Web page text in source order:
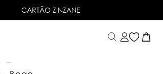
6X SEM JUROSNO CARTÃO DE CRÉDITO
CARTÃO ZINZANE